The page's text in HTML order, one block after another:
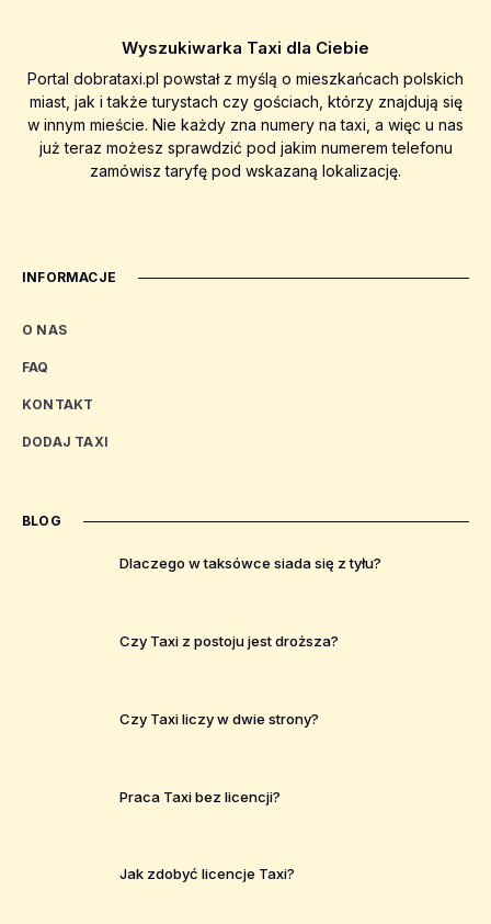
Wyszukiwarka Taxi dla Ciebie
Portal dobrataxi.pl powstał z myślą o mieszkańcach polskich
miast, jak i także turystach czy gościach, którzy znajdują się
w innym mieście. Nie każdy zna numery na taxi, a więc u nas
już teraz możesz sprawdzić pod jakim numerem telefonu
zamówisz taryfę pod wskazaną lokalizację.
INFORMACJE
O NAS
FAQ
KONTAKT
DODAJ TAXI
BLOG
Dlaczego w taksówce siada się z tyłu?
Czy Taxi z postoju jest droższa?
Czy Taxi liczy w dwie strony?
Praca Taxi bez licencji?
Jak zdobyć licencje Taxi?